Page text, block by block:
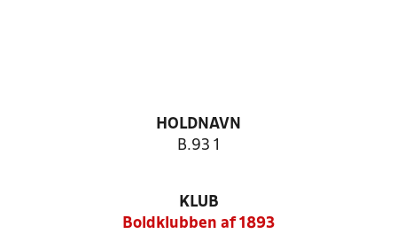
HOLDNAVN
B.93 1
KLUB
Boldklubben af 1893